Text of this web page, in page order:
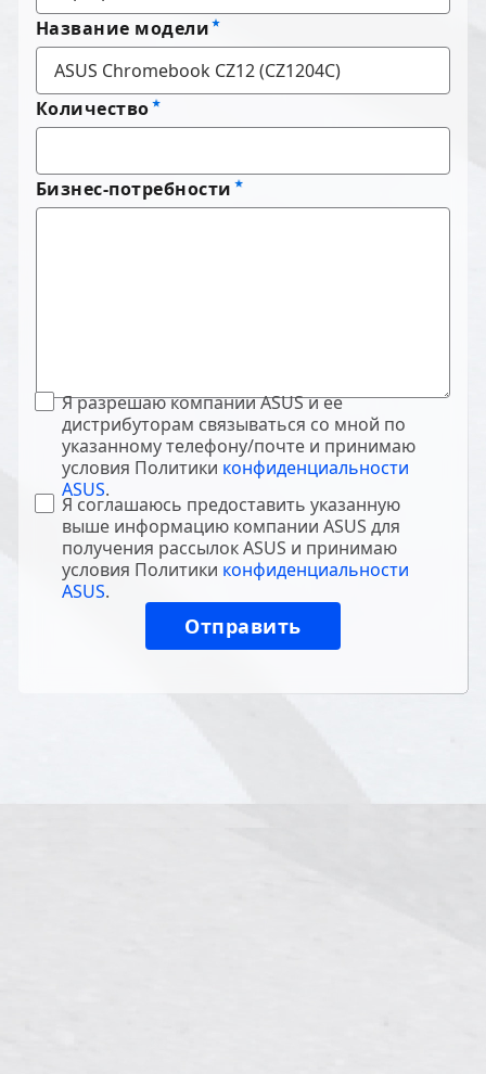
Название модели
Количество
Бизнес-потребности
Я разрешаю компании ASUS и ее
дистрибуторам связываться со мной по
указанному телефону/почте и принимаю
условия Политики конфиденциальности
ASUS.
Я соглашаюсь предоставить указанную
выше информацию компании ASUS для
получения рассылок ASUS и принимаю
условия Политики конфиденциальности
ASUS.